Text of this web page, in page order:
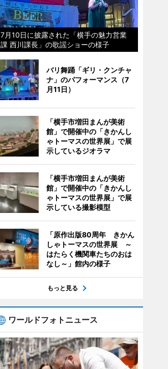
7月10日に披露された「横手の魅力営業
課 西川課長」の歌謡ショーの様子
バリ舞踊「ギリ・クンチャ
ナ」のパフォーマンス（7
月11日）
「横手市増田まんが美術
館」で開催中の「きかんし
ゃトーマスの世界展」で展
示しているジオラマ
「横手市増田まんが美術
館」で開催中の「きかんし
ゃトーマスの世界展」で展
示している撮影模型
「原作出版80周年 きかん
しゃトーマスの世界展 ～
はたらく機関車たちのおは
なし～」館内の様子
もっと見る
ワールドフォトニュース